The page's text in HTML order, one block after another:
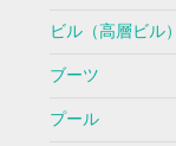
ビル（高層ビル）
ブーツ
プール